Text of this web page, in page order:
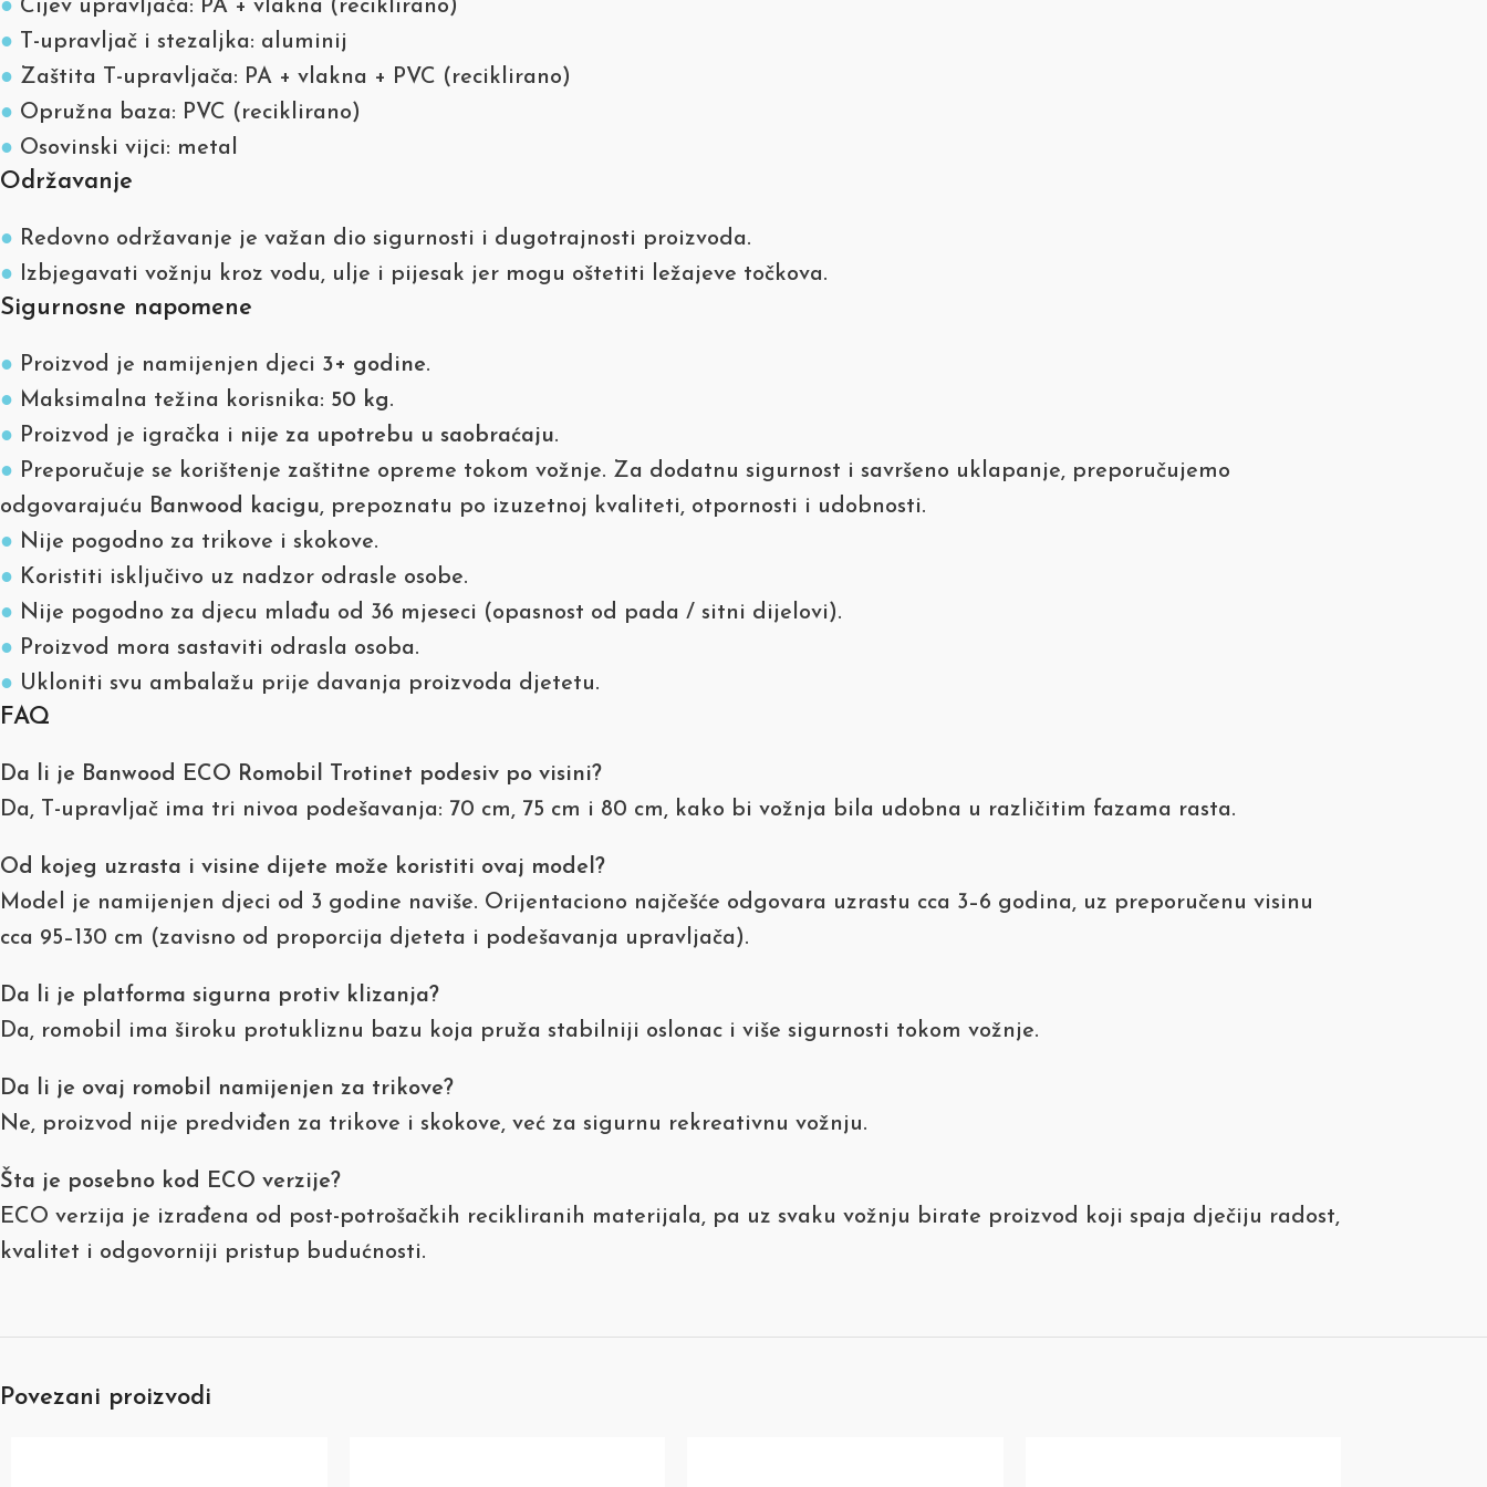
● Cijev upravljača: PA + vlakna (reciklirano)
● T-upravljač i stezaljka: aluminij
● Zaštita T-upravljača: PA + vlakna + PVC (reciklirano)
● Opružna baza: PVC (reciklirano)
● Osovinski vijci: metal
Održavanje
● Redovno održavanje je važan dio sigurnosti i dugotrajnosti proizvoda.
● Izbjegavati vožnju kroz vodu, ulje i pijesak jer mogu oštetiti ležajeve točkova.
Sigurnosne napomene
● Proizvod je namijenjen djeci 3+ godine.
● Maksimalna težina korisnika: 50 kg.
● Proizvod je igračka i nije za upotrebu u saobraćaju.
● Preporučuje se korištenje zaštitne opreme tokom vožnje. Za dodatnu sigurnost i savršeno uklapanje, preporučujemo
odgovarajuću Banwood kacigu, prepoznatu po izuzetnoj kvaliteti, otpornosti i udobnosti.
● Nije pogodno za trikove i skokove.
● Koristiti isključivo uz nadzor odrasle osobe.
● Nije pogodno za djecu mlađu od 36 mjeseci (opasnost od pada / sitni dijelovi).
● Proizvod mora sastaviti odrasla osoba.
● Ukloniti svu ambalažu prije davanja proizvoda djetetu.
FAQ
Da li je Banwood ECO Romobil Trotinet podesiv po visini?
Da, T-upravljač ima tri nivoa podešavanja: 70 cm, 75 cm i 80 cm, kako bi vožnja bila udobna u različitim fazama rasta.
Od kojeg uzrasta i visine dijete može koristiti ovaj model?
Model je namijenjen djeci od 3 godine naviše. Orijentaciono najčešće odgovara uzrastu cca 3–6 godina, uz preporučenu visinu
cca 95–130 cm (zavisno od proporcija djeteta i podešavanja upravljača).
Da li je platforma sigurna protiv klizanja?
Da, romobil ima široku protukliznu bazu koja pruža stabilniji oslonac i više sigurnosti tokom vožnje.
Da li je ovaj romobil namijenjen za trikove?
Ne, proizvod nije predviđen za trikove i skokove, već za sigurnu rekreativnu vožnju.
Šta je posebno kod ECO verzije?
ECO verzija je izrađena od post-potrošačkih recikliranih materijala, pa uz svaku vožnju birate proizvod koji spaja dječiju radost,
kvalitet i odgovorniji pristup budućnosti.
Povezani proizvodi